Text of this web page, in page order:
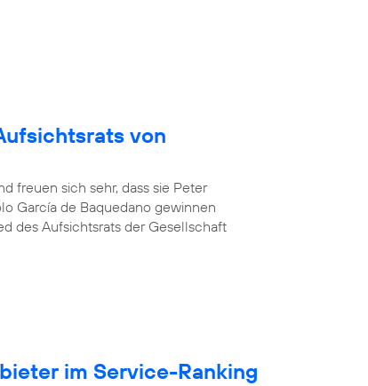
von
freuen sich sehr, dass sie Peter
García de Baquedano gewinnen
des Aufsichtsrats der Gesellschaft
im Service-Ranking